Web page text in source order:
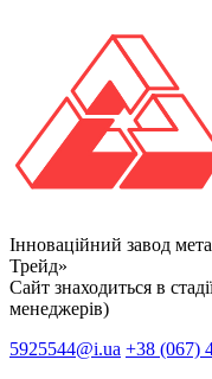
Інноваційний завод
Трейд»
Сайт знаходиться в
менеджерів)
5925544@i.ua +38 (067)